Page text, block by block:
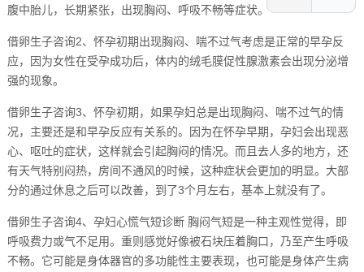
腹中胎儿，长期紧张，出现胸闷、呼吸不畅等症状。
借卵生子咨询2、怀孕初期出现胸闷、喘不过气考虑是正常的早孕反
应，因为女性在受孕成功后，体内的绒毛膜促性腺激素会出现分泌增
强的现象。
借卵生子咨询3、怀孕初期，如果孕妇总是出现胸闷、喘不过气的情
况，主要还是和早孕反应有关系的。因为在怀孕早期，孕妇会出现恶
心、呕吐的症状，这样就会引起胸闷的情况。而且去人多的地方，还
有天气特别闷热，房间不通风的时候，这种症状会更加的明显。大部
分的通过休息之后可以改善，到了3个月左右，基本上就没有了。
借卵生子咨询4、孕妇心慌气短诊断 胸闷气短是一种主观性觉得，即
呼吸费力或气不足用。重则感觉好像被石块压着胸口，乃至产生呼吸
不畅。它可能是身体器官的多功能性主要表现，也可能是身体产生病